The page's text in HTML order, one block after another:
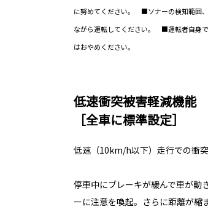
に努めてください。 ■ソナーの検知範囲
ながら運転してください。 ■運転者自身
はおやめください。
低速衝突被害軽減機能
［全車に標準設定］
低速（10km/h以下）走行での衝
停車中にブレーキが緩んで車が動
ーに注意を喚起。さらに距離が縮